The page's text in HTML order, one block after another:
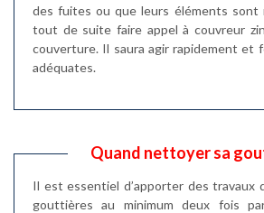
des fuites ou que leurs éléments sont
tout de suite faire appel à couvreur
couverture. Il saura agir rapidement et
adéquates.
Quand nettoyer sa
Il est essentiel d’apporter des travaux
gouttières au minimum deux fois